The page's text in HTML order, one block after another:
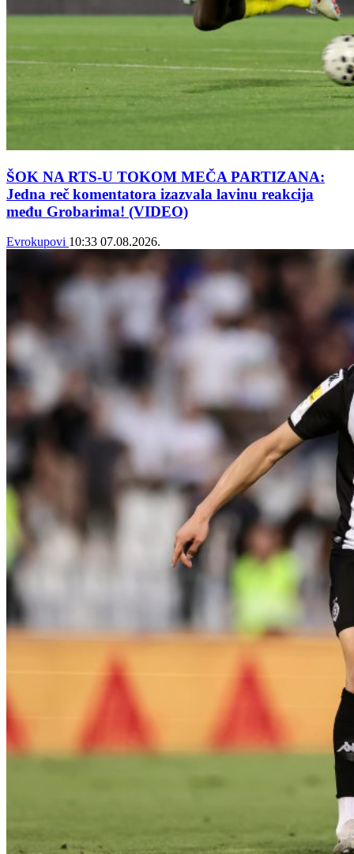
ŠOK NA RTS-U TOKOM MEČA PARTIZANA:
Jedna reč komentatora izazvala lavinu reakcija
među Grobarima! (VIDEO)
Evrokupovi 10:33 07.08.2026.